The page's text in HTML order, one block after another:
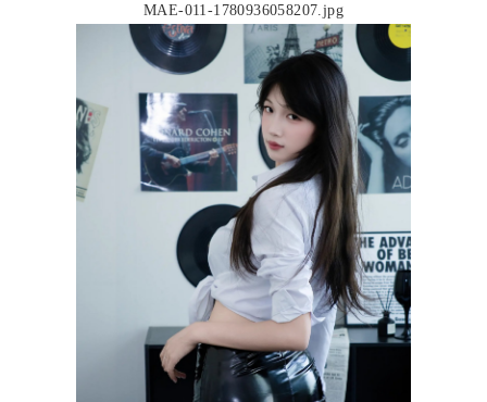
MAE-011-1780936058207.jpg